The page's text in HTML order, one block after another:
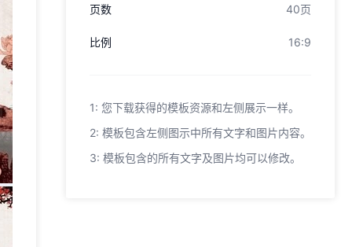
页数 40页
比例 16:9
1: 您下载获得的模板资源和左侧展示一样。
2: 模板包含左侧图示中所有文字和图片内容。
3: 模板包含的所有文字及图片均可以修改。